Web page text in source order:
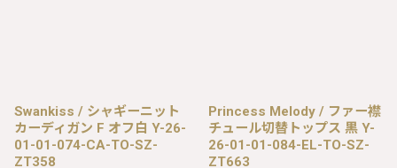
Swankiss / シャギーニット
カーディガン F オフ白 Y-26-
01-01-074-CA-TO-SZ-
ZT358
Princess Melody / ファー襟
チュール切替トップス 黒 Y-
26-01-01-084-EL-TO-SZ-
ZT663